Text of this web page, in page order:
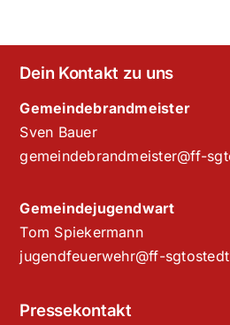
Dein Kontakt zu uns
Gemeindebrandmeister
Sven Bauer
gemeindebrandmeister@ff-
Gemeindejugendwart
Tom Spiekermann
jugendfeuerwehr@ff-
Pressekontakt